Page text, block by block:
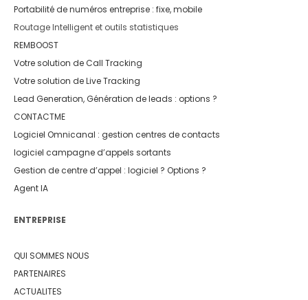
Portabilité de numéros entreprise : fixe, mobile
Routage Intelligent et outils statistiques
REMBOOST
Votre solution de Call Tracking
Votre solution de Live Tracking
Lead Generation, Génération de leads : options ?
CONTACTME
Logiciel Omnicanal : gestion centres de contacts
logiciel campagne d’appels sortants
Gestion de centre d’appel : logiciel ? Options ?
Agent IA
ENTREPRISE
QUI SOMMES NOUS
PARTENAIRES
ACTUALITES